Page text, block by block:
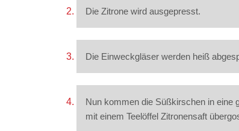
Die Zitrone wird ausgepresst.
Die Einweckgläser werden heiß
Nun kommen die Süßkirschen in eine
mit einem Teelöffel Zitronensaft